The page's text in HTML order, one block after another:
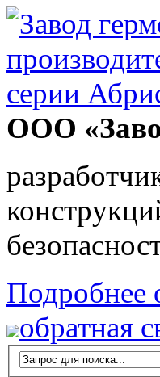
ООО
Подробнее
обратная